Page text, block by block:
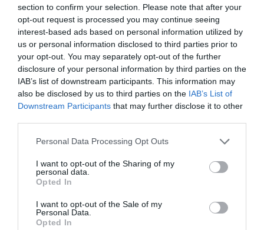
section to confirm your selection. Please note that after your
opt-out request is processed you may continue seeing
interest-based ads based on personal information utilized by
us or personal information disclosed to third parties prior to
your opt-out. You may separately opt-out of the further
disclosure of your personal information by third parties on the
IAB’s list of downstream participants. This information may
also be disclosed by us to third parties on the IAB’s List of
Downstream Participants that may further disclose it to other
Please note that this website/app uses one or more Google
not limited to your visit or usage behaviour. You may click to
grant or deny consent to Google and its third-party tags to
use your data for below specified purposes in below Google
consent section.
Personal Data Processing Opt Outs
I want to opt-out of the Sharing of my
personal data.
Opted In
I want to opt-out of the Sale of my
Personal Data.
Opted In
A KOALA EVOLÚCIÓS MÚLTJA
NYUGODT
EUKALIPTUSZRÁGCSÁLÁS
SUGALLJA
A KORALLZÁTONY NEM CSAK
500 EDDIG ISMERETLEN
LAKÓJÁT MUTATTA MEG